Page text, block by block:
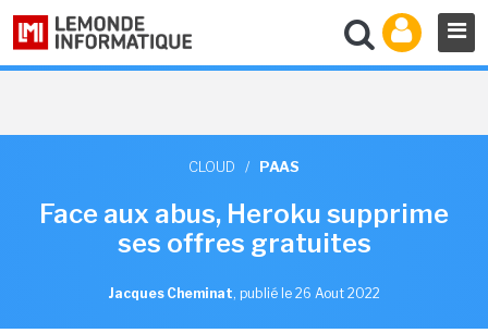
CLOUD / PAAS
Face aux abus, Heroku supprime
ses offres gratuites
Jacques Cheminat, publié le 26 Aout 2022